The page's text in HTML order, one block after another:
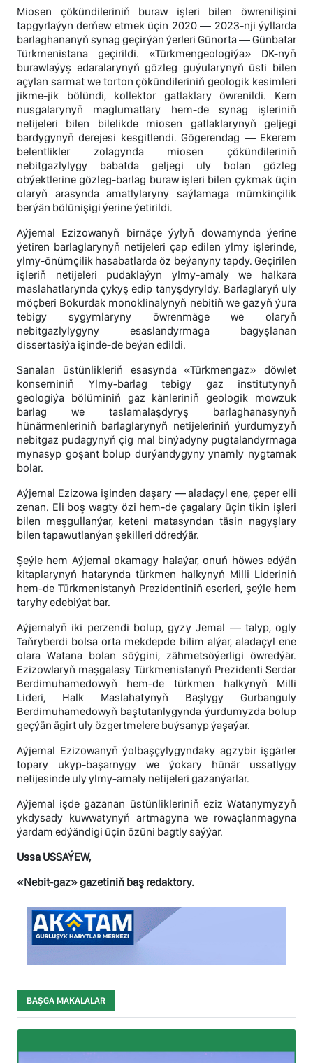
Miosen çökündileriniň buraw işleri bilen öwrenilişini
tapgyrlaýyn derňew etmek üçin 2020 — 2023-nji ýyllarda
barlaghananyň synag geçirýän ýerleri Günorta — Günbatar
Türkmenistana geçirildi. «Türkmengeologiýa» DK-nyň
burawlaýyş edaralarynyň gözleg guýularynyň üsti bilen
açylan sarmat we torton çökündileriniň geologik kesimleri
jikme-jik bölündi, kollektor gatlaklary öwrenildi. Kern
nusgalarynyň maglumatlary hem-de synag işleriniň
netijeleri bilen bilelikde miosen gatlaklarynyň geljegi
bardygynyň derejesi kesgitlendi. Gögerendag — Ekerem
belentlikler zolagynda miosen çökündileriniň
nebitgazlylygy babatda geljegi uly bolan gözleg
obýektlerine gözleg-barlag buraw işleri bilen çykmak üçin
olaryň arasynda amatlylaryny saýlamaga mümkinçilik
berýän bölünişigi ýerine ýetirildi.
Aýjemal Ezizowanyň birnäçe ýylyň dowamynda ýerine
ýetiren barlaglarynyň netijeleri çap edilen ylmy işlerinde,
ylmy-önümçilik hasabatlarda öz beýanyny tapdy. Geçirilen
işleriň netijeleri pudaklaýyn ylmy-amaly we halkara
maslahatlarynda çykyş edip tanyşdyryldy. Barlaglaryň uly
möçberi Bokurdak monoklinalynyň nebitiň we gazyň ýura
tebigy sygymlaryny öwrenmäge we olaryň
nebitgazlylygyny esaslandyrmaga bagyşlanan
dissertasiýa işinde-de beýan edildi.
Sanalan üstünlikleriň esasynda «Türkmengaz» döwlet
konserniniň Ylmy-barlag tebigy gaz institutynyň
geologiýa bölüminiň gaz känleriniň geologik mowzuk
barlag we taslamalaşdyryş barlaghanasynyň
hünärmenleriniň barlaglarynyň netijeleriniň ýurdumyzyň
nebitgaz pudagynyň çig mal binýadyny pugtalandyrmaga
mynasyp goşant bolup durýandygyny ynamly nygtamak
bolar.
Aýjemal Ezizowa işinden daşary — aladaçyl ene, çeper elli
zenan. Eli boş wagty özi hem-de çagalary üçin tikin işleri
bilen meşgullanýar, keteni matasyndan täsin nagyşlary
bilen tapawutlanýan şekilleri döredýär.
Şeýle hem Aýjemal okamagy halaýar, onuň höwes edýän
kitaplarynyň hatarynda türkmen halkynyň Milli Lideriniň
hem-de Türkmenistanyň Prezidentiniň eserleri, şeýle hem
taryhy edebiýat bar.
Aýjemalyň iki perzendi bolup, gyzy Jemal — talyp, ogly
Taňryberdi bolsa orta mekdepde bilim alýar, aladaçyl ene
olara Watana bolan söýgini, zähmetsöýerligi öwredýär.
Ezizowlaryň maşgalasy Türkmenistanyň Prezidenti Serdar
Berdimuhamedowyň hem-de türkmen halkynyň Milli
Lideri, Halk Maslahatynyň Başlygy Gurbanguly
Berdimuhamedowyň baştutanlygynda ýurdumyzda bolup
geçýän ägirt uly özgertmelere buýsanyp ýaşaýar.
Aýjemal Ezizowanyň ýolbaşçylygyndaky agzybir işgärler
topary ukyp-başarnygy we ýokary hünär ussatlygy
netijesinde uly ylmy-amaly netijeleri gazanýarlar.
Aýjemal işde gazanan üstünlikleriniň eziz Watanymyzyň
ykdysady kuwwatynyň artmagyna we rowaçlanmagyna
ýardam edýändigi üçin özüni bagtly saýýar.
Ussa USSAÝEW,
«Nebit-gaz» gazetiniň baş redaktory.
BAŞGA MAKALALAR